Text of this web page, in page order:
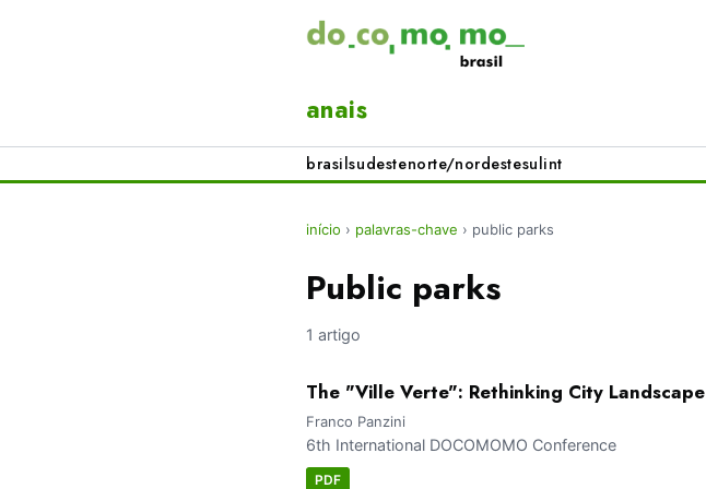
anais
brasilsudestenorte/nordestesulint
início › palavras-chave › public parks
Public parks
1 artigo
The "Ville Verte": Rethinking City Landscape
Franco Panzini
6th International DOCOMOMO Conference
PDF